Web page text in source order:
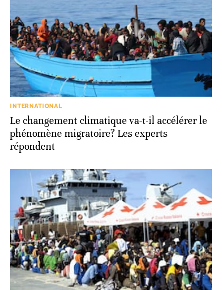
INTERNATIONAL
Le changement climatique va-t-il accélérer le
phénomène migratoire? Les experts
répondent